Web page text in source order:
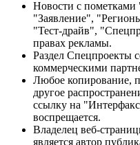
Новости с
"Заявление",
"Тест-драйв",
правах рекламы.
Раздел Спецпроекты
коммерческими
Любое копирование,
другое
ссылку на
воспрещается.
Владелец веб-
является автор